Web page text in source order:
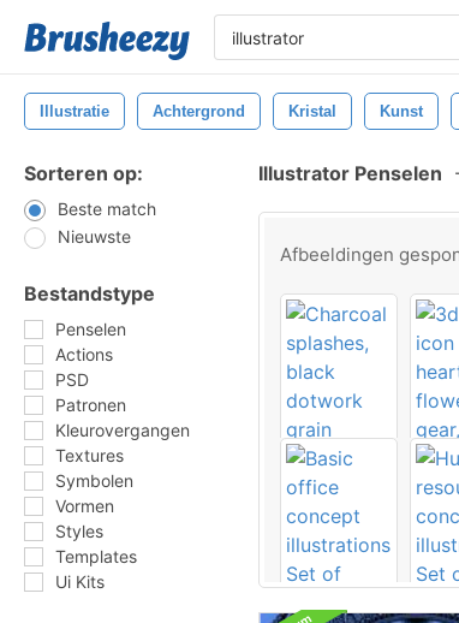
Illustratie Achtergrond Kristal Kunst
Sorteren op:
Beste match
Nieuwste
Bestandstype
Penselen
Actions
PSD
Patronen
Kleurovergangen
Textures
Symbolen
Vormen
Styles
Templates
Ui Kits
Illustrator Penselen
Afbeeldingen